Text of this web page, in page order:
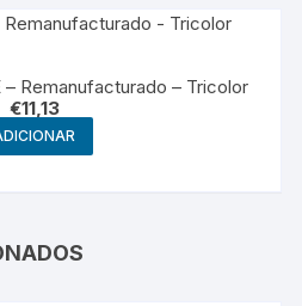
– Remanufacturado – Tricolor
€11,13